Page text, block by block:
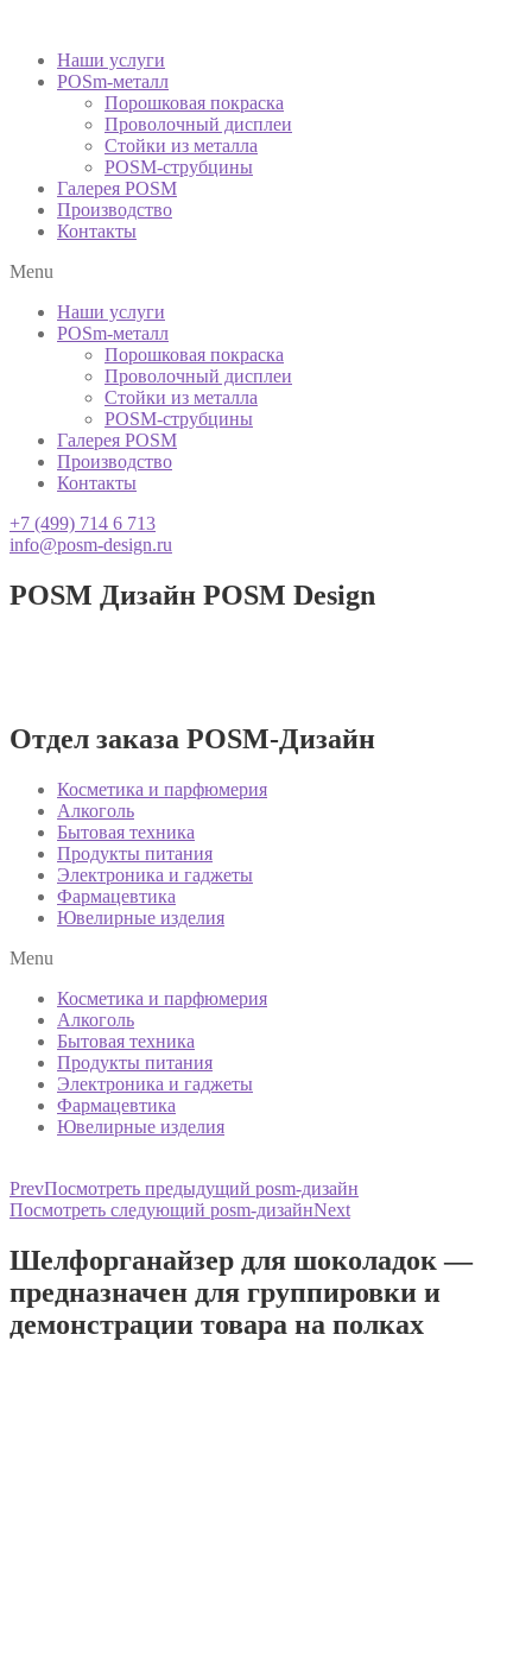
Наши услуги
POSm-металл
Порошковая покраска
Проволочный дисплеи
Стойки из металла
POSM-струбцины
Галерея POSM
Производство
Контакты
Menu
Наши услуги
POSm-металл
Порошковая покраска
Проволочный дисплеи
Стойки из металла
POSM-струбцины
Галерея POSM
Производство
Контакты
+7 (499) 714 6 713
info@posm-design.ru
POSM Дизайн POSM Design
Отдел заказа POSM-Дизайн
Косметика и парфюмерия
Алкоголь
Бытовая техника
Продукты питания
Электроника и гаджеты
Фармацевтика
Ювелирные изделия
Menu
Косметика и парфюмерия
Алкоголь
Бытовая техника
Продукты питания
Электроника и гаджеты
Фармацевтика
Ювелирные изделия
PrevПосмотреть предыдущий posm-дизайн
Посмотреть следующий posm-дизайнNext
Шелфорганайзер для шоколадок —
предназначен для группировки и
демонстрации товара на полках